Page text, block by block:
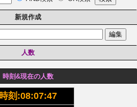
新規作成
人数
時刻&現在の人数
時刻:08:07:48